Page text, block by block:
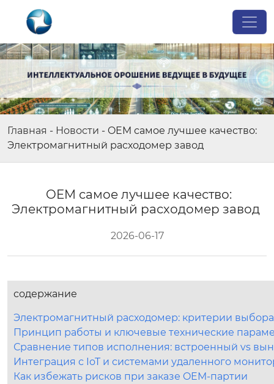
Главная - Новости - OEM самое лучшее качество:
Электромагнитный расходомер завод
OEM самое лучшее качество:
Электромагнитный расходомер завод
2026-06-17
содержание
Электромагнитный расходомер: критерии
Принцип работы и ключевые технические
Сравнение типов исполнения: встроенный vs
Интеграция с IoT и системами удаленного
Как избежать рисков при заказе OEM-партии